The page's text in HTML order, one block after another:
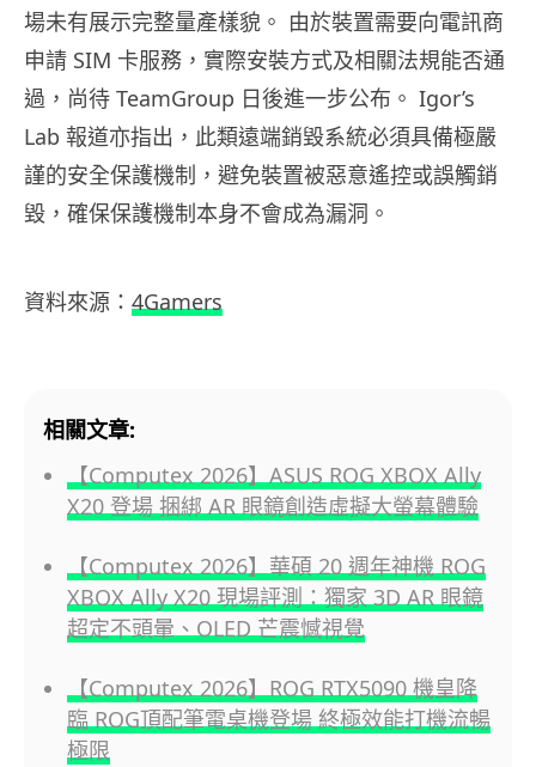
場未有展示完整量產樣貌。 由於裝置需要向電訊商
申請 SIM 卡服務，實際安裝方式及相關法規能否通
過，尚待 TeamGroup 日後進一步公布。 Igor’s
Lab 報道亦指出，此類遠端銷毀系統必須具備極嚴
謹的安全保護機制，避免裝置被惡意遙控或誤觸銷
毀，確保保護機制本身不會成為漏洞。
資料來源： 4Gamers
相關文章:
【Computex 2026】ASUS ROG XBOX Ally
X20 登場 捆綁 AR 眼鏡創造虛擬大螢幕體驗
【Computex 2026】華碩 20 週年神機 ROG
XBOX Ally X20 現場評測：獨家 3D AR 眼鏡
超定不頭暈、OLED 芒震憾視覺
【Computex 2026】ROG RTX5090 機皇降
臨 ROG頂配筆電桌機登場 終極效能打機流暢
極限